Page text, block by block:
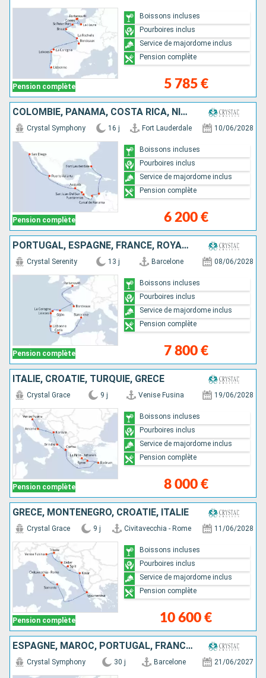
Pension complète 5 785 €
Boissons incluses
Pourboires inclus
Service de majordome inclus
Pension complète
COLOMBIE, PANAMA, COSTA RICA, NICARAGUA, SALVADOR, MEXIQUE, ÉTATS-UNIS
Pension complète
Crystal Symphony 16 j Fort Lauderdale 10/06/2028
6 200 €
Boissons incluses
Pourboires inclus
Service de majordome inclus
Pension complète
PORTUGAL, ESPAGNE, FRANCE, ROYAUME-UNI
Pension complète
Crystal Serenity 13 j Barcelone 08/06/2028
7 800 €
Boissons incluses
Pourboires inclus
Service de majordome inclus
Pension complète
ITALIE, CROATIE, TURQUIE, GRÈCE
Pension complète
Crystal Grace 9 j Venise Fusina 19/06/2028
8 000 €
Boissons incluses
Pourboires inclus
Service de majordome inclus
Pension complète
GRÈCE, MONTÉNÉGRO, CROATIE, ITALIE
Pension complète
Crystal Grace 9 j Civitavecchia - Rome 11/06/2028
10 600 €
Boissons incluses
Pourboires inclus
Service de majordome inclus
Pension complète
ESPAGNE, MAROC, PORTUGAL, FRANCE, ROYAUME-UNI, BELGIQUE, PAYS-BAS, NORVÈGE, SUÈDE, DANEMARK
Crystal Symphony 30 j Barcelone 21/06/2027